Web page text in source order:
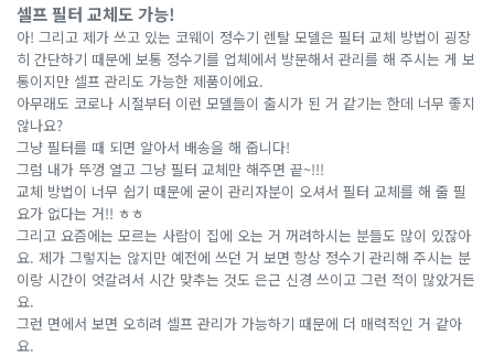
셀프 필터 교체도 가능!
아! 그리고 제가 쓰고 있는 코웨이 정수기 렌탈 모델은 필터 교체 방법이 굉장
히 간단하기 때문에 보통 정수기를 업체에서 방문해서 관리를 해 주시는 게 보
통이지만 셀프 관리도 가능한 제품이에요.
아무래도 코로나 시절부터 이런 모델들이 출시가 된 거 같기는 한데 너무 좋지
않나요?
그냥 필터를 때 되면 알아서 배송을 해 줍니다!
그럼 내가 뚜껑 열고 그냥 필터 교체만 해주면 끝~!!!
교체 방법이 너무 쉽기 때문에 굳이 관리자분이 오셔서 필터 교체를 해 줄 필
요가 없다는 거!! ㅎㅎ
그리고 요즘에는 모르는 사람이 집에 오는 거 꺼려하시는 분들도 많이 있잖아
요. 제가 그렇지는 않지만 예전에 쓰던 거 보면 항상 정수기 관리해 주시는 분
이랑 시간이 엇갈려서 시간 맞추는 것도 은근 신경 쓰이고 그런 적이 많았거든
요.
그런 면에서 보면 오히려 셀프 관리가 가능하기 때문에 더 매력적인 거 같아
요.